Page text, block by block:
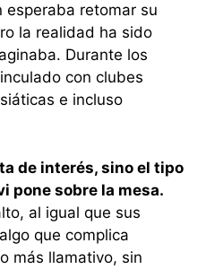
esperaba retomar su
la realidad ha sido
Durante los
con clubes
e incluso
de interés, sino el tipo
pone sobre la mesa.
al igual que sus
que complica
más llamativo, sin